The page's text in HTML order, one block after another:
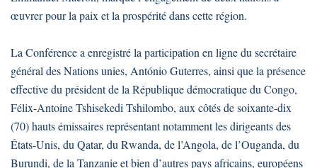
œuvrer pour la paix et la prospérité dans cette région.
La Conférence a enregistré la participation en ligne du secrétaire
général des Nations unies, António Guterres, ainsi que la présence
effective du président de la République démocratique du Congo,
Félix-Antoine Tshisekedi Tshilombo, aux côtés de soixante-dix
(70) hauts émissaires représentant notamment les dirigeants des
États-Unis, du Qatar, du Rwanda, de l’Angola, de l’Ouganda, du
Burundi, de la Tanzanie et bien d’autres pays africains, européens